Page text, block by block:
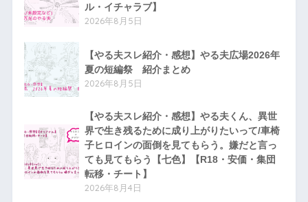
ル・イチャラブ】
2026年8月5日
【やる夫スレ紹介・感想】やる夫広場2026年
夏の短編祭 紹介まとめ
2026年8月5日
【やる夫スレ紹介・感想】やる夫くん、異世
界で生き残るために成り上がりたいって/車椅
子ヒロインの面倒を見てもらう。嫌だと言っ
ても見てもらう【七色】【R18・安価・集団
転移・チート】
2026年8月4日